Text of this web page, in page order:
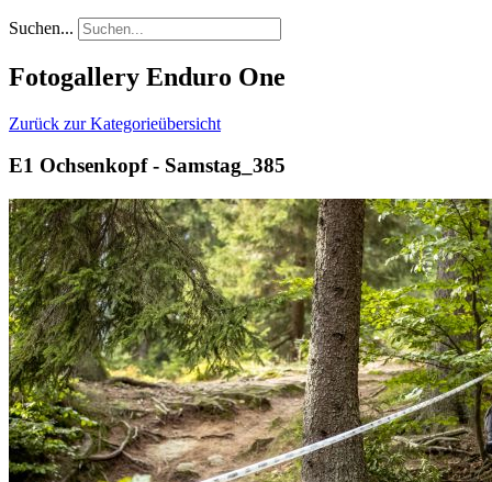
Suchen...
Fotogallery Enduro One
Zurück zur Kategorieübersicht
E1 Ochsenkopf - Samstag_385